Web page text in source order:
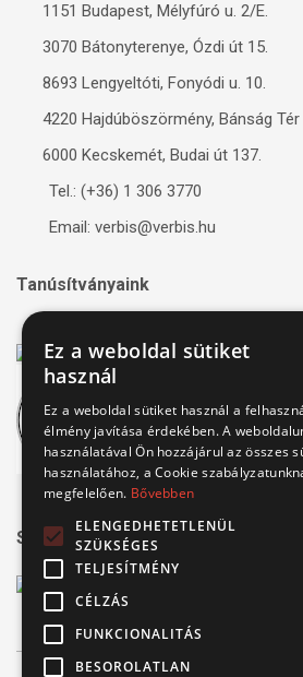
1151 Budapest, Mélyfúró u. 2/E.
3070 Bátonyterenye, Ózdi út 15.
8693 Lengyeltóti, Fonyódi u. 10.
4220 Hajdúböszörmény, Bánság Tér
6000 Kecskemét, Budai út 137.
Tel.: (+36) 1 306 3770
Email: verbis@verbis.hu
Tanúsítványaink
Széchenyi 2020
Ez a weboldal sütiket
használ
Ez a weboldal sütiket használ a
élmény javítása érdekében. A
használatával Ön hozzájárul az összes
használatához, a Cookie
megfelelően. Bővebben
ELENGEDHETETLENÜL
SZÜKSÉGES
TELJESÍTMÉNY
CÉLZÁS
FUNKCIONALITÁS
BESOROLATLAN